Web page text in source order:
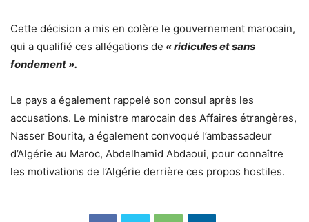
Cette décision a mis en colère le gouvernement marocain,
qui a qualifié ces allégations de « ridicules et sans
fondement ».
Le pays a également rappelé son consul après les
accusations. Le ministre marocain des Affaires étrangères,
Nasser Bourita, a également convoqué l’ambassadeur
d’Algérie au Maroc, Abdelhamid Abdaoui, pour connaître
les motivations de l’Algérie derrière ces propos hostiles.